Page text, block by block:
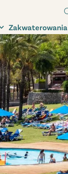
Zakwaterowania